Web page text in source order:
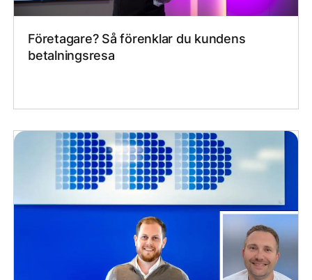
Företagare? Så förenklar du kundens
betalningsresa